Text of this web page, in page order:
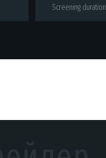
Screening duration